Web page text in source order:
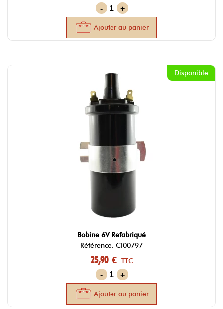
-
+
Ajouter au panier
Disponible
Bobine 6V Refabriqué
Référence: CI00797
25,90 € TTC
-
+
Ajouter au panier